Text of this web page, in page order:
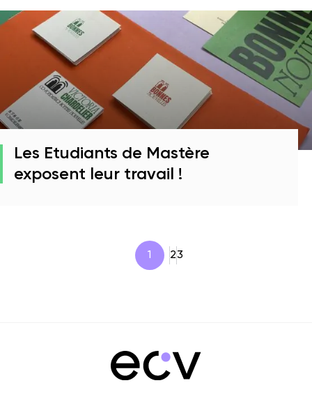
Les Etudiants de Mastère
exposent leur travail !
1 23